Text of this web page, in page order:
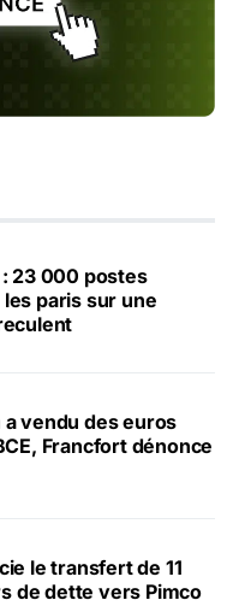
23 000 postes
paris sur une
a vendu des euros
Francfort dénonce
le transfert de 11
de dette vers Pimco